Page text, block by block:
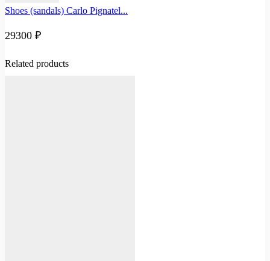
Shoes (sandals) Carlo Pignatel...
29300 ₽
Related products